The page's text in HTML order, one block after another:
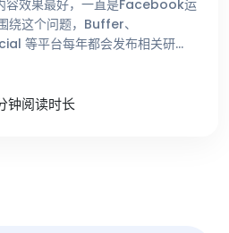
效果最好，一直是Facebook运
绕这个问题，Buffer、
等平台每年都会发布相关研
阅读时长